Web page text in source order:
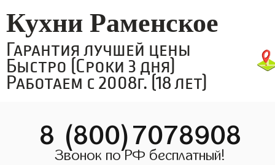
Кухни Раменское
Гарантия лучшей цены
Быстро (Сроки 3 дня)
Работаем с 2008г. (18 лет)
8 (800)7078908
Звонок по РФ бесплатный!